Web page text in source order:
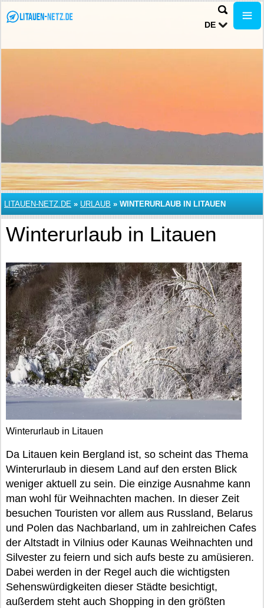
DE
LITAUEN-NETZ.DE » URLAUB » WINTERURLAUB IN LITAUEN
Winterurlaub in Litauen
Winterurlaub in Litauen
Da Litauen kein Bergland ist, so scheint das Thema
Winterurlaub in diesem Land auf den ersten Blick
weniger aktuell zu sein. Die einzige Ausnahme kann
man wohl für Weihnachten machen. In dieser Zeit
besuchen Touristen vor allem aus Russland, Belarus
und Polen das Nachbarland, um in zahlreichen Cafes
der Altstadt in Vilnius oder Kaunas Weihnachten und
Silvester zu feiern und sich aufs beste zu amüsieren.
Dabei werden in der Regel auch die wichtigsten
Sehenswürdigkeiten dieser Städte besichtigt,
außerdem steht auch Shopping in den größten